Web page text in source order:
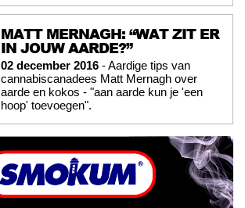
MATT MERNAGH: “WAT ZIT ER
IN JOUW AARDE?”
02 december 2016 - Aardige tips van
cannabiscanadees Matt Mernagh over
aarde en kokos - "aan aarde kun je 'een
hoop' toevoegen".